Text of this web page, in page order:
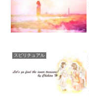
スピリチュアル